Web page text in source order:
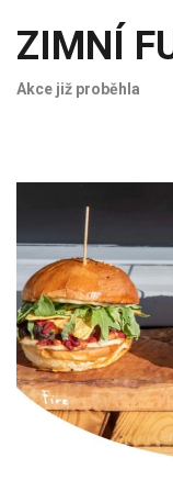
ZIMNÍ
Akce již proběhla